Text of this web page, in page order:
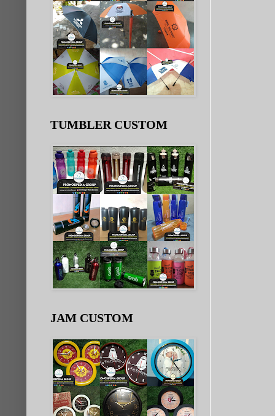
TUMBLER CUSTOM
JAM CUSTOM